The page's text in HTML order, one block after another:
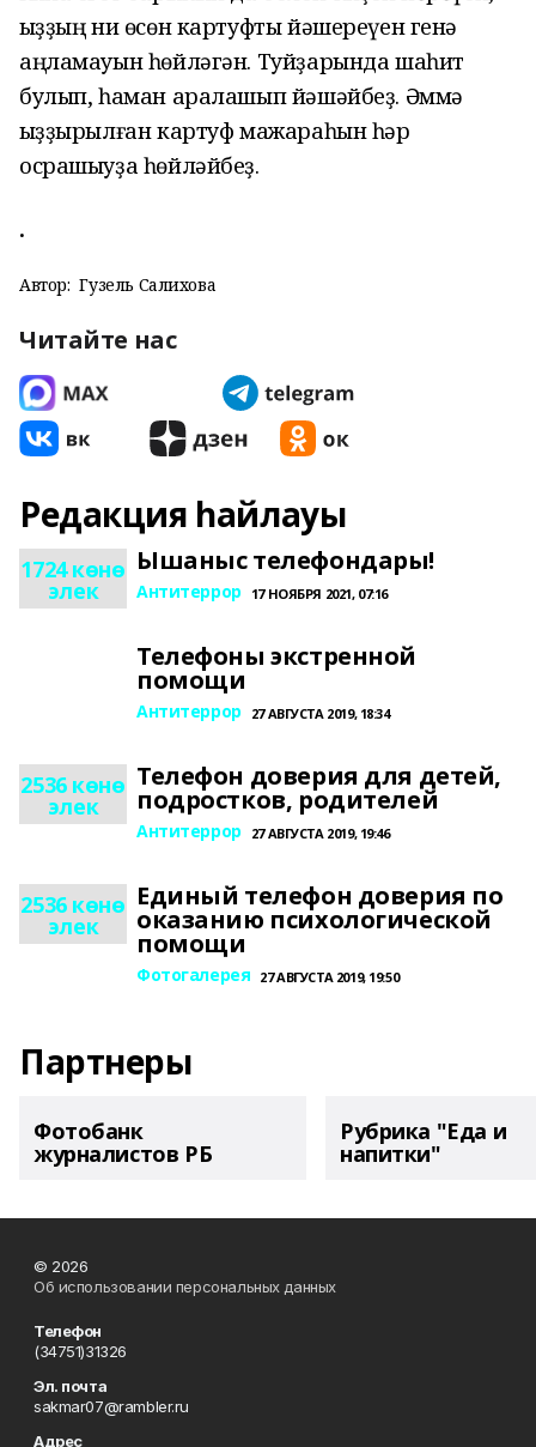
ҡыҙҙың ни өсөн картуфты йәшереүен генә
аңламауын һөйләгән. Туйҙарында шаһит
булып, һаман аралашып йәшәйбеҙ. Әммә
ҡыҙҙырылған картуф мажараһын һәр
осрашыуҙа һөйләйбеҙ.
Ҡ.
Автор: Гузель Салихова
Читайте нас
Редакция һайлауы
1724 көнө
элек
Ышаныс телефондары!
Антитеррор 17 НОЯБРЯ 2021, 07:16
Телефоны экстренной
помощи
Антитеррор 27 АВГУСТА 2019, 18:34
2536 көнө
элек
Телефон доверия для детей,
подростков, родителей
Антитеррор 27 АВГУСТА 2019, 19:46
2536 көнө
элек
Единый телефон доверия по
оказанию психологической
помощи
Фотогалерея 27 АВГУСТА 2019, 19:50
Партнеры
Фотобанк
журналистов РБ
Рубрика "Еда и
напитки"
© 2026
Об использовании персональных данных
Телефон
(34751)31326
Эл. почта
sakmar07@rambler.ru
Адрес